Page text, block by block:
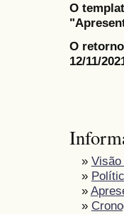
O
O
12/11/
» Visão
»
»
»